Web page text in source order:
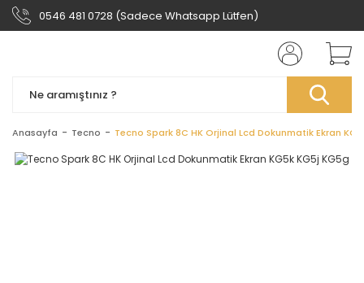
0546 481 0728 (Sadece Whatsapp Lütfen)
Anasayfa Tecno Tecno Spark 8C HK Orjinal Lcd Dokunmatik Ekran